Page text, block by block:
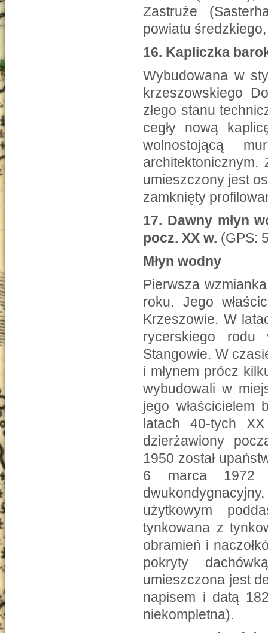
Zastruże
powiatu
16. Kapliczka
Wybudowana w
krzeszowskiego
złego stanu
cegły nową
wolnostojącą
architektonicznym.
umieszczony jest
zamknięty
17. Dawny młyn
pocz. XX w. (GPS:
Młyn wodny
Pierwsza
roku. Jego
Krzeszowie. W
rycerskiego
Stangowie. W
i młynem prócz
wybudowali w
jego właścicielem
latach 40-tych
dzierżawiony
1950 został
6 marca 1972
użytkowym
tynkowana z
obramień i
pokryty
umieszczona jest
napisem i datą
niekompletna).